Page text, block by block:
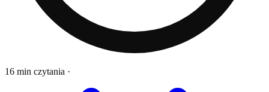
16 min czytania ·